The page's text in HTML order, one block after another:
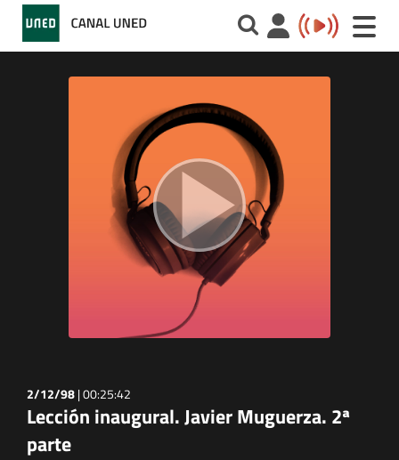
Toggle
2/12/98|00:25:42
Lección inaugural. Javier Muguerza. 2ª
parte